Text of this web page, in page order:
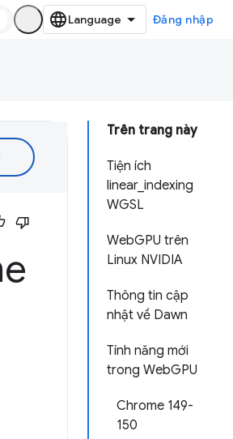
Đăng nhập
Trên trang này
Tiện ích
linear_indexing
WGSL
WebGPU trên
Linux NVIDIA
Thông tin cập
nhật về Dawn
Tính năng mới
trong WebGPU
Chrome 149-
150